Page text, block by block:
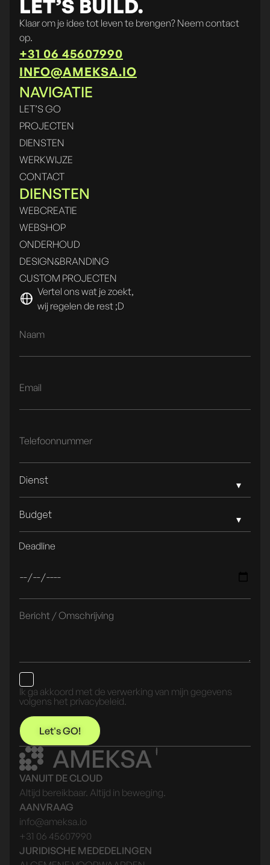
LET’S BUILD.
Klaar om je idee tot leven te brengen? Neem contact
op.
+31 06 45607990
INFO@AMEKSA.IO
NAVIGATIE
LET’S GO
PROJECTEN
DIENSTEN
WERKWIJZE
CONTACT
DIENSTEN
WEBCREATIE
WEBSHOP
ONDERHOUD
DESIGN&BRANDING
CUSTOM PROJECTEN
Vertel ons wat je zoekt,
wij regelen de rest ;D
Dienst
Budget
Deadline
Ik ga akkoord met de verwerking van mijn gegevens
volgens het privacybeleid.
Let's GO!
AMEKSA
VANUIT DE CLOUD
Altijd bereikbaar. Altijd in beweging.
AANVRAAG
info@ameksa.io
+31 06 45607990
JURIDISCHE MEDEDELINGEN